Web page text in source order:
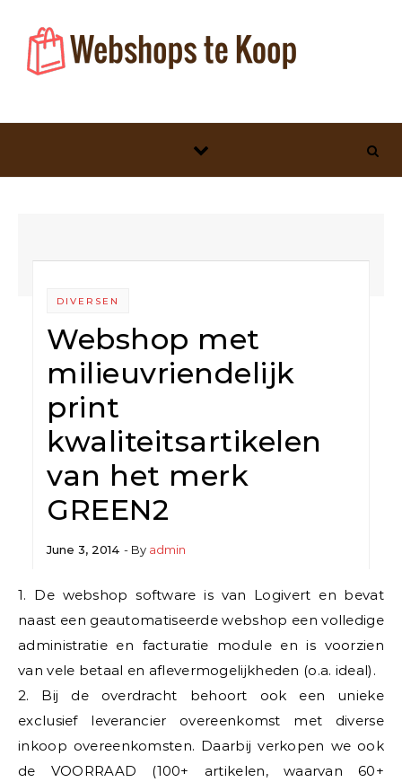
DIVERSEN
Webshop met
milieuvriendelijk
print
kwaliteitsartikelen
van het merk
GREEN2
June 3, 2014 - By admin
1. De webshop software is van Logivert en bevat
naast een geautomatiseerde webshop een volledige
administratie en facturatie module en is voorzien
van vele betaal en aflevermogelijkheden (o.a. ideal).
2. Bij de overdracht behoort ook een unieke
exclusief leverancier overeenkomst met diverse
inkoop overeenkomsten. Daarbij verkopen we ook
de VOORRAAD (100+ artikelen, waarvan 60+